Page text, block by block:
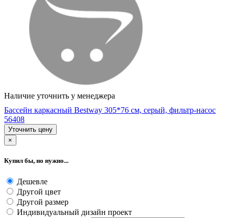
Наличие уточнить у менеджера
Бассейн каркасный Bestway 305*76 cм, серый, фильтр-насос
56408
Уточнить цену
×
Купил бы, но нужно...
Дешевле
Другой цвет
Другой размер
Индивидуальный дизайн проект